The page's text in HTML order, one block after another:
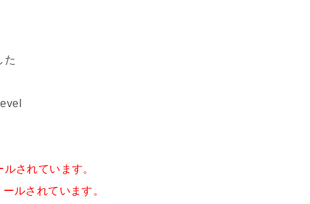
た
されています。
ルされています。